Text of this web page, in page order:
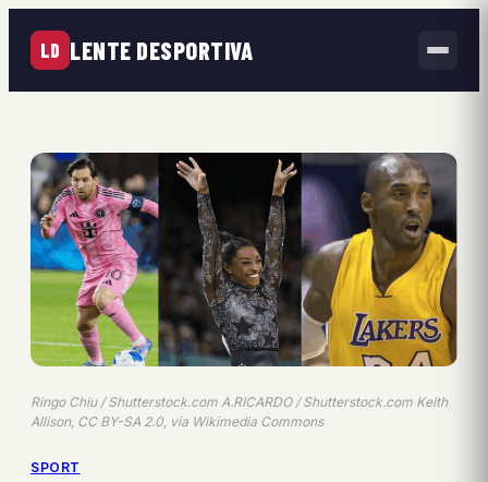
LD LENTE DESPORTIVA
Ringo Chiu / Shutterstock.com A.RICARDO / Shutterstock.com Keith
Allison, CC BY-SA 2.0, via Wikimedia Commons
SPORT